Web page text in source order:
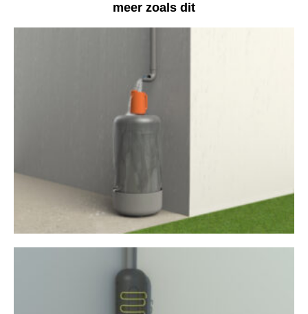
meer zoals dit